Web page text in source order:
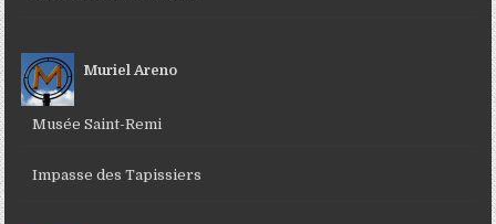
Muriel Areno
Musée Saint-Remi
Impasse des Tapissiers